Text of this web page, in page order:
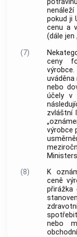
pokud ji
cenu a
(dále jen
(7)
ceny
nebo
účely v
zvláštní
výrobce
(8)
K
ceně
přirážka
nebo